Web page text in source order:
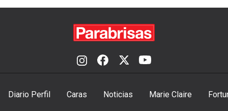
Diario Perfil Caras Noticias Marie Claire